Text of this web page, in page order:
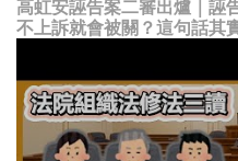
高虹安誣告案二審出爐｜誣
不上訴就會被關？這句話其